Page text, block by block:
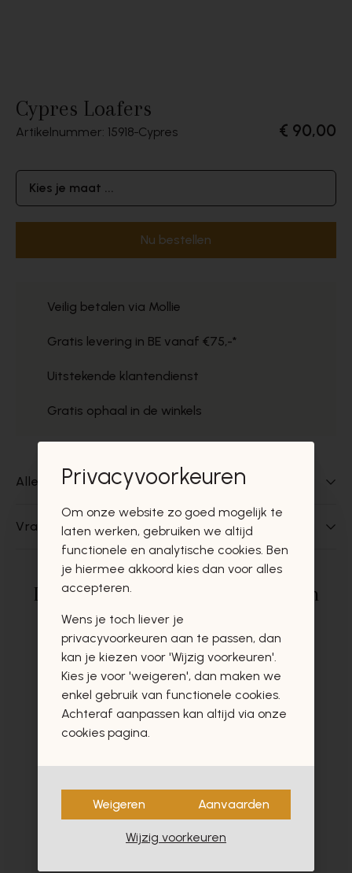
Cypres Loafers
Artikelnummer: 15918 Cypres € 90,00
Kies je maat ...
Nu bestellen
Veilig betalen via Mollie
Gratis levering in BE vanaf €75,-*
Uitstekende klantendienst
Gratis ophaal in de winkels
Alles over dit product
Vragen over dit product?
Deze producten zullen u zeker en
vast ook interesseren
Privacyvoorkeuren
Om onze website zo goed mogelijk te
laten werken, gebruiken we altijd
functionele en analytische cookies. Ben
je hiermee akkoord kies dan voor alles
accepteren.
Wens je toch liever je
privacyvoorkeuren aan te passen, dan
kan je kiezen voor 'Wijzig voorkeuren'.
Kies je voor 'weigeren', dan maken we
enkel gebruik van functionele cookies.
Achteraf aanpassen kan altijd via onze
cookies pagina.
Weigeren Aanvaarden
Wijzig voorkeuren